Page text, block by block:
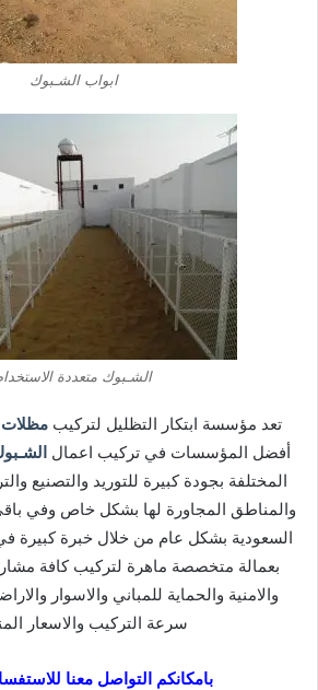
ابواب الشـبوك
الشـبوك متعددة
تعد مؤسسة ابتكار التظليل لتركيبمظلات
أفضل المؤسسات في تركيب اعمال
المختلفة بجودة كبيرة للتوريد والتصنيع
والمناطق المجاورة لها بشكل خاص وفي
السعودية بشكل عام من خلال خبرة كبيرة
بعمالة متخصصة ماهرة لتركيب كافة
والامنية والحماية للمباني والاسوار
سرعة التركيب والاسعار
بامكانكم التواصل معنا